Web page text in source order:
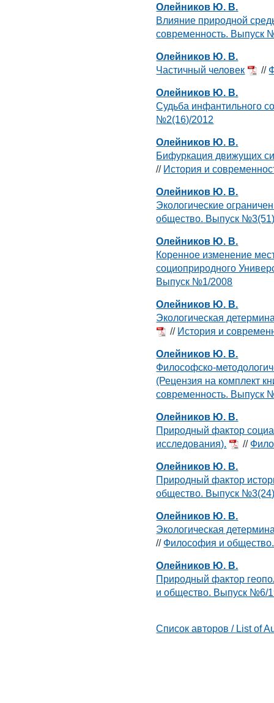
Олейников Ю. В.
Влияние природной
современность. Выпуск
Олейников Ю. В.
Частичный человек
//
Олейников Ю. В.
Судьба инфантильного
№2(16)/2012
Олейников Ю. В.
Бифуркация движущих
// История и
Олейников Ю. В.
Экологические
общество. Выпуск
Олейников Ю. В.
Коренное изменение
социоприродного
Выпуск №1/2008
Олейников Ю. В.
Экологическая
// История и
Олейников Ю. В.
Философско-
(Рецензия на комплект
современность. Выпуск
Олейников Ю. В.
Природный фактор
исследования).
//
Олейников Ю. В.
Природный фактор
общество. Выпуск
Олейников Ю. В.
Экологическая
// Философия и
Олейников Ю. В.
Природный фактор
и общество. Выпуск №6/
Список авторов / List of